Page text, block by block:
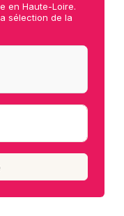
en Haute-Loire.
sélection de la